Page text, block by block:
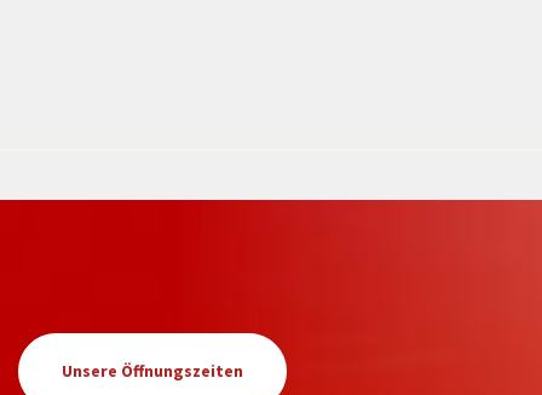
Unsere Öffnungszeiten